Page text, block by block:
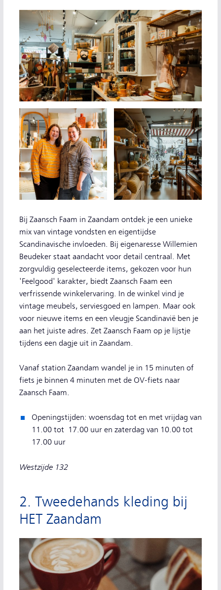
Bij Zaansch Faam in Zaandam ontdek je een unieke
mix van vintage vondsten en eigentijdse
Scandinavische invloeden. Bij eigenaresse Willemien
Beudeker staat aandacht voor detail centraal. Met
zorgvuldig geselecteerde items, gekozen voor hun
'Feelgood' karakter, biedt Zaansch Faam een
verfrissende winkelervaring. In de winkel vind je
vintage meubels, serviesgoed en lampen. Maar ook
voor nieuwe items en een vleugje Scandinavië ben je
aan het juiste adres. Zet Zaansch Faam op je lijstje
tijdens een dagje uit in Zaandam.
Vanaf station Zaandam wandel je in 15 minuten of
fiets je binnen 4 minuten met de OV-fiets naar
Zaansch Faam.
Openingstijden: woensdag tot en met vrijdag van
11.00 tot 17.00 uur en zaterdag van 10.00 tot
17.00 uur
Westzijde 132
2. Tweedehands kleding bij
HET Zaandam